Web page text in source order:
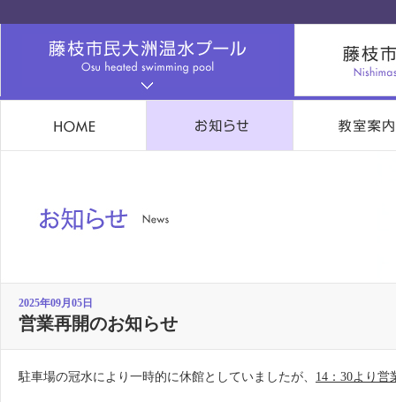
2025年09月05日
営業再開のお知らせ
駐車場の冠水により一時的に休館としていましたが、 14：30より営